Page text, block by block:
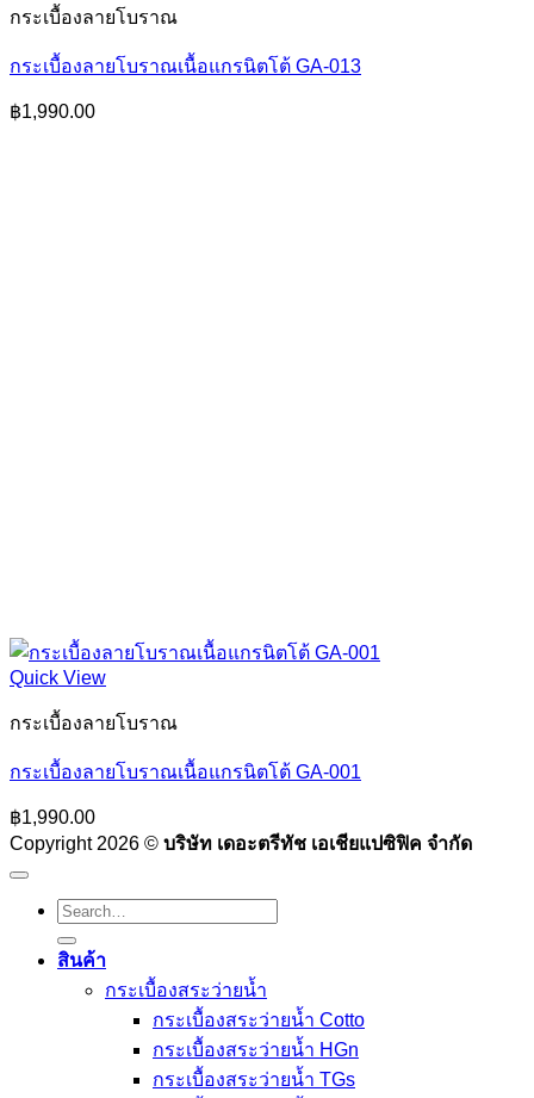
กระเบื้องลายโบราณ
กระเบื้องลายโบราณเนื้อแกรนิตโต้ GA-013
฿1,990.00
Quick View
กระเบื้องลายโบราณ
กระเบื้องลายโบราณเนื้อแกรนิตโต้ GA-001
฿1,990.00
Copyright 2026 © บริษัท เดอะตรีทัช เอเชียแปซิฟิค จำกัด
Search
for:
สินค้า
กระเบื้องสระว่ายนํ้า
กระเบื้องสระว่ายน้ำ Cotto
กระเบื้องสระว่ายน้ำ HGn
กระเบื้องสระว่ายน้ำ TGs